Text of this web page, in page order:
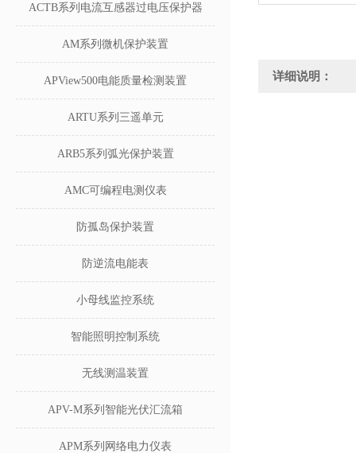
ACTB系列电流互感器过电压保护器
AM系列微机保护装置
APView500电能质量检测装置
ARTU系列三遥单元
ARB5系列弧光保护装置
AMC可编程电测仪表
防孤岛保护装置
防逆流电能表
小母线监控系统
智能照明控制系统
无线测温装置
APV-M系列智能光伏汇流箱
APM系列网络电力仪表
详细说明：